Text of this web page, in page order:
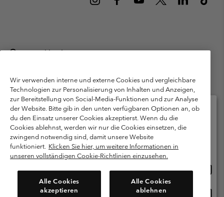
Deutschland
München Deutschland. Alle Rechte vorbehalten.
Nutzungsbedingungen
Allgemeine Verkaufsbedingungen
Garantie
Datenschutzerklärung
Bestimmungen und Bedingungen des Mitglieder Programms
Nutzungsbedingungen Für Nutzergenerierte Inhalte
Cookies
Public CBCR
Kundenservice: Mo- Fr. 9:00 - 13:00 & 14:00- 18:00 Uhr
(+)498912081004
Wir verwenden interne und externe Cookies und vergleichbare
Technologien zur Personalisierung von Inhalten und Anzeigen,
zur Bereitstellung von Social-Media-Funktionen und zur Analyse
der Website. Bitte gib in den unten verfügbaren Optionen an, ob
du den Einsatz unserer Cookies akzeptierst. Wenn du die
Cookies ablehnst, werden wir nur die Cookies einsetzen, die
zwingend notwendig sind, damit unsere Website
funktioniert. Klicken Sie hier, um weitere Informationen in
unseren vollständigen Cookie-Richtlinien einzusehen.
Alle Cookies
akzeptieren
Alle Cookies
ablehnen
Bitte wählen Sie Ihr Lieferland und Ihre Sprache
Online-Einkauf verfügbar
Deutschland